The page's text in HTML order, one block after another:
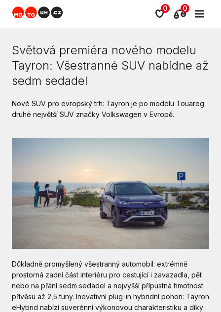
0 0
Světová premiéra nového modelu
Tayron: Všestranné SUV nabídne až
sedm sedadel
Nové SUV pro evropský trh: Tayron je po modelu Touareg
druhé největší SUV značky Volkswagen v Evropě.
Důkladně promyšlený všestranný automobil: extrémně
prostorná zadní část interiéru pro cestující i zavazadla, pět
nebo na přání sedm sedadel a nejvyšší přípustná hmotnost
přívěsu až 2,5 tuny. Inovativní plug-in hybridní pohon: Tayron
eHybrid nabízí suverénní výkonovou charakteristiku a díky